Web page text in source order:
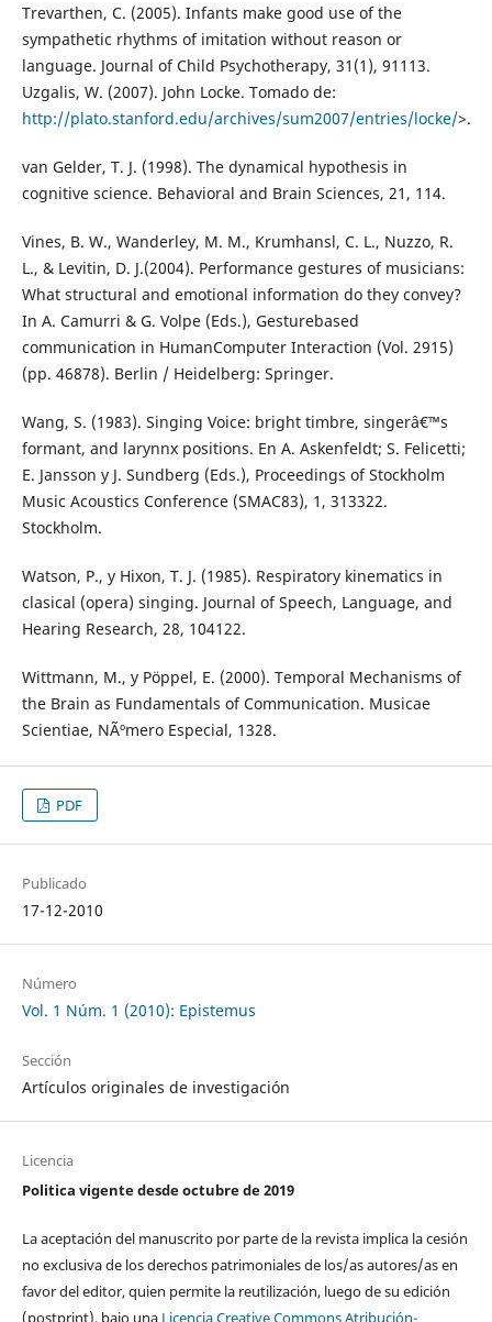
Trevarthen, C. (2005). Infants make good use of the
sympathetic rhythms of imitation without reason or
language. Journal of Child Psychotherapy, 31(1), 91113.
Uzgalis, W. (2007). John Locke. Tomado de:
http://plato.stanford.edu/archives/sum2007/entries/locke/>.
van Gelder, T. J. (1998). The dynamical hypothesis in
cognitive science. Behavioral and Brain Sciences, 21, 114.
Vines, B. W., Wanderley, M. M., Krumhansl, C. L., Nuzzo, R.
L., & Levitin, D. J.(2004). Performance gestures of musicians:
What structural and emotional information do they convey?
In A. Camurri & G. Volpe (Eds.), Gesturebased
communication in HumanComputer Interaction (Vol. 2915)
(pp. 46878). Berlin / Heidelberg: Springer.
Wang, S. (1983). Singing Voice: bright timbre, singerâ€™s
formant, and larynnx positions. En A. Askenfeldt; S. Felicetti;
E. Jansson y J. Sundberg (Eds.), Proceedings of Stockholm
Music Acoustics Conference (SMAC83), 1, 313322.
Stockholm.
Watson, P., y Hixon, T. J. (1985). Respiratory kinematics in
clasical (opera) singing. Journal of Speech, Language, and
Hearing Research, 28, 104122.
Wittmann, M., y Pöppel, E. (2000). Temporal Mechanisms of
the Brain as Fundamentals of Communication. Musicae
Scientiae, NÃºmero Especial, 1328.
PDF
Publicado
17-12-2010
Número
Vol. 1 Núm. 1 (2010): Epistemus
Sección
Artículos originales de investigación
Licencia
Politica vigente desde octubre de 2019
La aceptación del manuscrito por parte de la revista implica la cesión
no exclusiva de los derechos patrimoniales de los/as autores/as en
favor del editor, quien permite la reutilización, luego de su edición
(postprint), bajo una Licencia Creative Commons Atribución-